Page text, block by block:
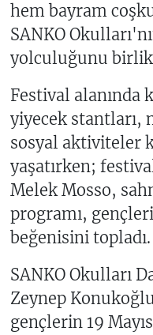
hem bayram
SANKO
yolculuğunu
Festival
yiyecek stantları,
sosyal aktiviteler
yaşatırken;
Melek Mosso,
programı,
beğenisini topladı.
SANKO Okulları
Zeynep
gençlerin 19